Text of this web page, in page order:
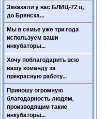
Заказали у вас БЛИЦ-72 ц,
до Брянска...
Мы в семье уже три года
используем ваши
инкубаторы...
Хочу поблагодарить всю
вашу команду за
прекрасную работу...
Приношу огромную
благодарность людям,
производящим такие
инкубаторы...